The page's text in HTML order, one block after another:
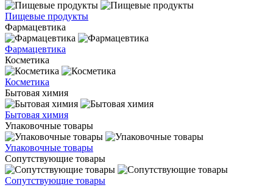
Пищевые продукты
Фармацевтика
Фармацевтика
Косметика
Косметика
Бытовая химия
Бытовая химия
Упаковочные товары
Упаковочные товары
Сопутствующие товары
Сопутствующие товары